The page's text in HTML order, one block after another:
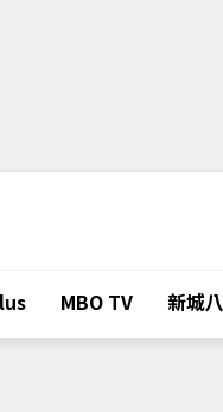
MBO TV 新城